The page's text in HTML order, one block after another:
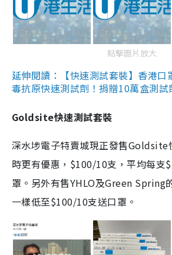
點擊圖片放大
延伸閱讀：【快速測試套裝】香港口
毒抗原快速測試劑！捐贈10萬盒測
Goldsite快速測試套裝
深水埗電子特賣城現正發售Goldsite
時更有優惠，$100/10支，平均每支
罩。另外有售YHLO及Green Spring
一樣低至$100/10支送口罩。